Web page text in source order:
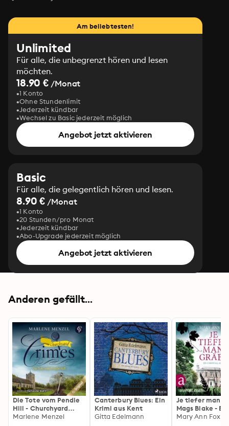
Am beliebtesten!
Unlimited
Für alle, die unbegrenzt hören und lesen
möchten.
18.90 € /Monat
1 Konto
Ohne Stundenlimit
Jederzeit kündbar
Wechsel zu Basic jederzeit möglich
Angebot jetzt aktivieren
Basic
Für alle, die gelegentlich hören und lesen.
8.90 € /Monat
1 Konto
20 Stunden/pro Monat
Jederzeit kündbar
Abo-Upgrade jederzeit möglich
Angebot jetzt aktivieren
Anderen gefällt...
Die Tote vom Pendle
Hill - Churchyard
Crimes-Reihe, Band 1
Marlene Menzel
Canterbury Blues: Ein
Krimi aus Kent
Gitta Edelmann
Je tiefer man
Mags Blake - Ein
Cornwall-Krimi,
Mary Ann Fox